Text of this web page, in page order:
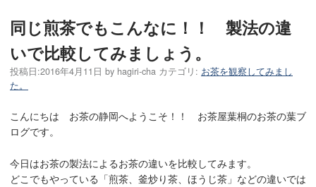
同じ煎茶でもこんなに！！ 製法の違
いで比較してみましょう。
投稿日:2016年4月11日 by hagiri-cha カテゴリ: お茶を観察してみまし
た。
こんにちは お茶の静岡へようこそ！！ お茶屋葉桐のお茶の葉ブ
ログです。
今日はお茶の製法によるお茶の違いを比較してみます。
どこでもやっている「煎茶、釜炒り茶、ほうじ茶」などの違いでは